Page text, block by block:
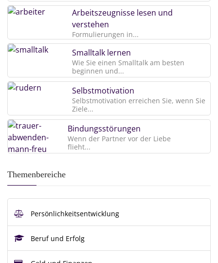
Arbeitszeugnisse lesen und
verstehen
Formulierungen in...
Smalltalk lernen
Wie Sie einen Smalltalk am besten
beginnen und...
Selbstmotivation
Selbstmotivation erreichen Sie, wenn Sie
Ziele...
Bindungsstörungen
Wenn der Partner vor der Liebe
flieht...
Themenbereiche
Persönlichkeitsentwicklung
Beruf und Erfolg